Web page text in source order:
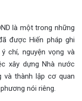
là một trong những
được Hiến pháp ghi
chí, nguyện vọng và
xây dựng Nhà nước
và thành lập cơ quan
nói riêng.